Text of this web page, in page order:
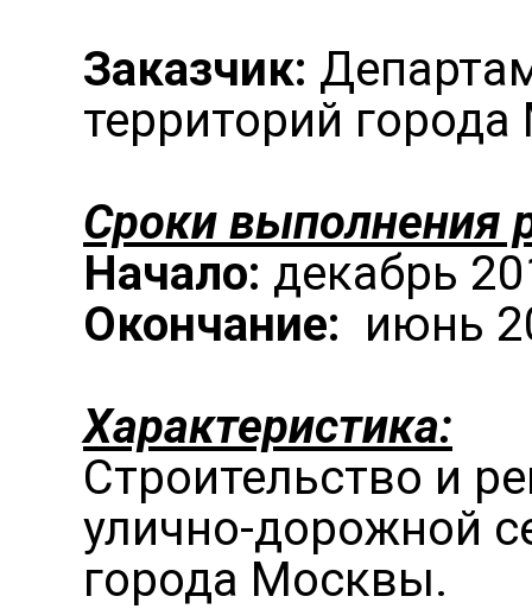
Заказчик:
территорий
Сроки выполнения
Начало: декабрь
Окончание: июнь
Характеристика:
Строительство и
улично-дорожной
города Москвы.